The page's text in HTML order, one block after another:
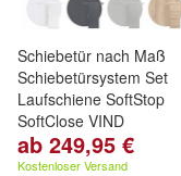
Schiebetür nach Maß
Schiebetürsystem Set
Laufschiene SoftStop
SoftClose VIND
Türblatt * nach Maß *
individuell * Breite * Höhe
ab 249,95 €
Kostenloser Versand